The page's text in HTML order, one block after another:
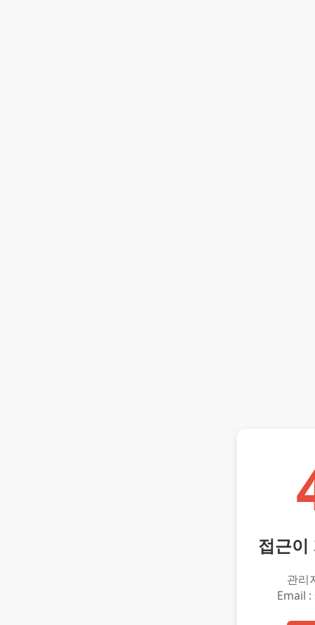
접근이
관리
Email